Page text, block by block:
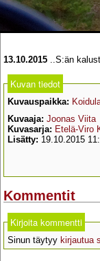
13.10.2015 ..S:än
Kuvan tiedot
Kuvauspaikka:
Kuvaaja: Joonas Viita
Kuvasarja: Etelä-Viro
Lisätty: 19.10.2015
Kommentit
Kirjoita kommentti
Sinun täytyy kirjautua